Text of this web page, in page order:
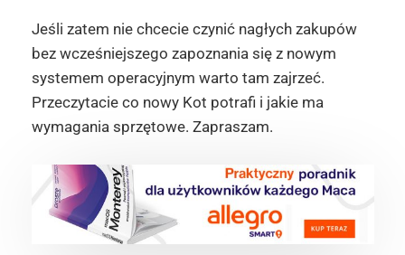
Jeśli zatem nie chcecie czynić nagłych zakupów
bez wcześniejszego zapoznania się z nowym
systemem operacyjnym warto tam zajrzeć.
Przeczytacie co nowy Kot potrafi i jakie ma
wymagania sprzętowe. Zapraszam.